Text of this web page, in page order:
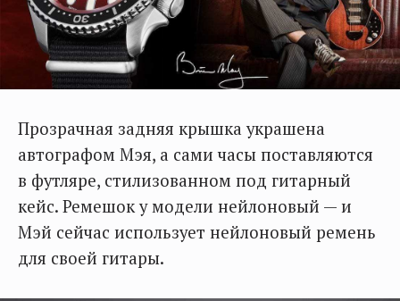
Прозрачная задняя крышка украшена
автографом Мэя, а сами часы поставляются
в футляре, стилизованном под гитарный
кейс. Ремешок у модели нейлоновый — и
Мэй сейчас использует нейлоновый ремень
для своей гитары.